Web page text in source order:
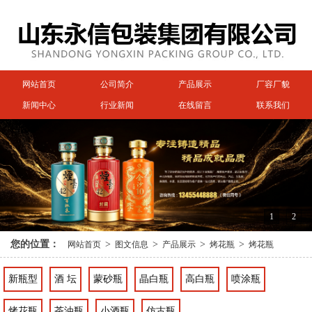
网站首页 公司简介 产品展示 厂容厂貌
新闻中心 行业新闻 在线留言 联系我们
1 2
您的位置： 网站首页 > 图文信息 > 产品展示 > 烤花瓶 > 烤花瓶
新瓶型 酒 坛 蒙砂瓶 晶白瓶 高白瓶 喷涂瓶